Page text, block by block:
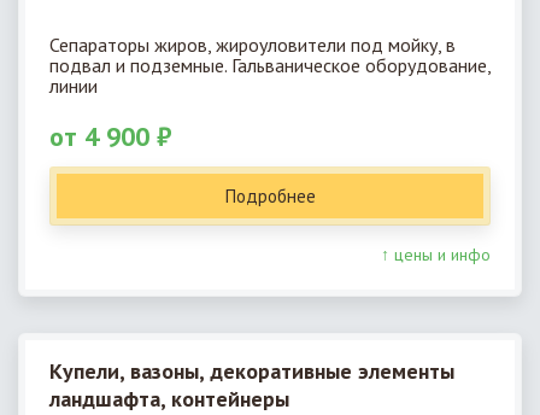
Сепараторы жиров, жироуловители под мойку, в
подвал и подземные. Гальваническое оборудование,
линии
от 4 900 ₽
Подробнее
↑ цены и инфо
Купели, вазоны, декоративные элементы
ландшафта, контейнеры